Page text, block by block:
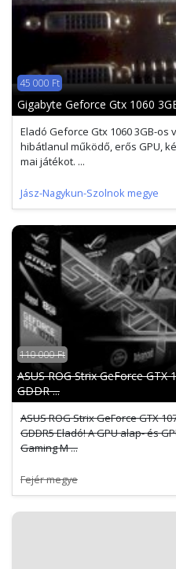
45 000 Ft
Gigabyte Geforce Gtx 1060
Eladó Geforce Gtx 1060 3GB-
hibátlanul működő, erős GPU,
mai játékot. ...
Jász-Nagykun-Szolnok megye
110 000 Ft
ASUS ROG Strix GeForce
GDDR ...
ASUS ROG Strix GeForce GTX
GDDR5 Eladó! A GPU alap- és
Gaming M ...
Fejér megye